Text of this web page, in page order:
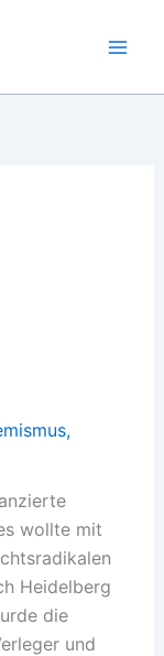
,
wollte mit
Heidelberg
die
und